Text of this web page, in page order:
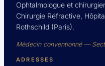
Ophtalmologue et
Chirurgie Réfractive,
Rothschild (Paris).
Médecin conventionné —
ADRESSES